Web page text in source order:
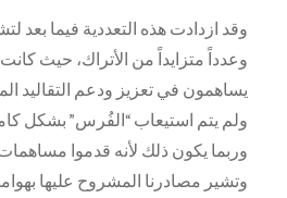
وقد ازدادت هذه التعددية فيما بعد
وعدداً متزايداً من الأتراك، حيث
يساهمون في تعزيز ودعم التقاليد
ولم يتم استيعاب “الفُرس” بشكل
وربما يكون ذلك لأنه قدموا
وتشير مصادرنا المشروح عليها